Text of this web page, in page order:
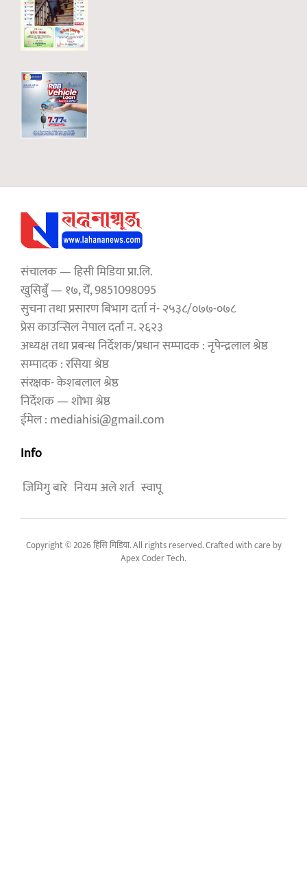
संचालक — हिसी मिडिया प्रा.लि.
खुसिबुँ — १७, येँ, 9851098095
सुचना तथा प्रसारण बिभाग दर्ता नं- २५३८/०७७-०७८
प्रेस काउन्सिल नेपाल दर्ता न. २६२३
अध्यक्ष तथा प्रबन्ध निर्देशक/प्रधान सम्पादक : नृपेन्द्रलाल श्रेष्ठ
सम्पादक : रसिया श्रेष्ठ
संरक्षक- केशबलाल श्रेष्ठ
निर्देशक — शोभा श्रेष्ठ
ईमेल : mediahisi@gmail.com
Info
जिमिगु बारे नियम अले शर्त स्वापू
Copyright © 2026 हिसि मिडिया. All rights reserved. Crafted with care by
Apex Coder Tech.